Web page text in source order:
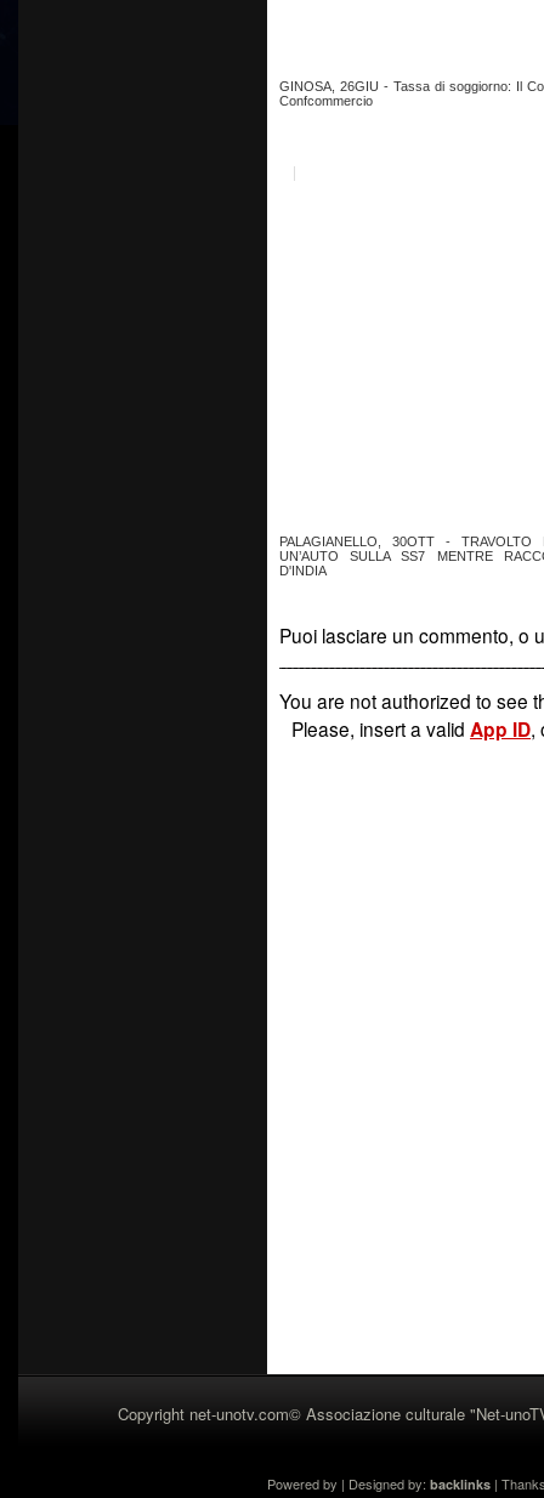
GINOSA, 26GIU - Tassa di soggiorno: Il
Confcommercio
PALAGIANELLO, 30OTT -
UN’AUTO SULLA SS7 MENTRE
D'INDIA
Puoi lasciare un commento, o
You are not authorized to see
Please, insert a valid App ID,
Copyright net-unotv.com© Associazione culturale "Net-
Powered by | Designed by: backlinks |